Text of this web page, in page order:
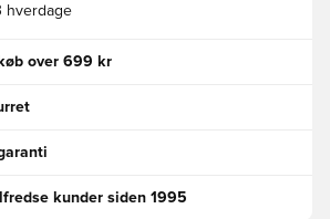
hverdage
over 699 kr
kunder siden 1995